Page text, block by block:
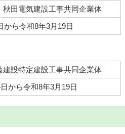
秋田電気建設工事共同企業体
から令和8年3月19日
建設特定建設工事共同企業体
から令和8年3月19日